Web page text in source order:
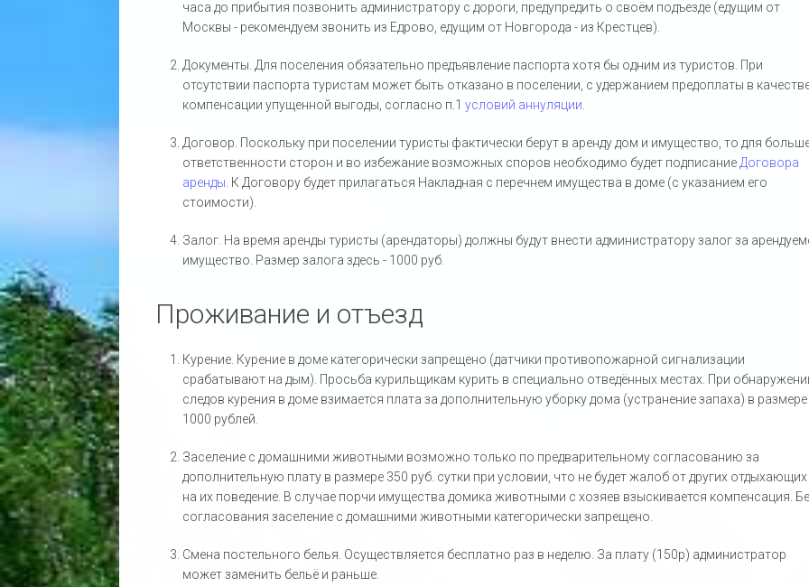
часа до прибытия позвонить администратору с дороги, предупредить о своём подъезде (едущим от
Москвы - рекомендуем звонить из Едрово, едущим от Новгорода - из Крестцев).
Документы. Для поселения обязательно предъявление паспорта хотя бы одним из туристов. При
отсутствии паспорта туристам может быть отказано в поселении, с удержанием предоплаты в
компенсации упущенной выгоды, согласно п.1 условий аннуляции
Договор. Поскольку при поселении туристы фактически берут в аренду дом и имущество, то для
ответственности сторон и во избежание возможных споров необходимо будет подписание Договора
аренды . К Договору будет прилагаться Накладная с перечнем имущества в доме (с указанием его
стоимости).
Залог. На время аренды туристы (арендаторы) должны будут внести администратору залог за
имущество. Размер залога здесь - 1000 руб.
Проживание и отъезд
Курение. Курение в доме категорически запрещено (датчики противопожарной сигнализации
срабатывают на дым). Просьба курильщикам курить в специально отведённых местах. При
следов курения в доме взимается плата за дополнительную уборку дома (устранение запаха) в размере
1000 рублей.
Заселение с домашними животными возможно только по предварительному согласованию за
дополнительную плату в размере 350 руб. сутки при условии, что не будет жалоб от других отдыхающих
на их поведение. В случае порчи имущества домика животными с хозяев взыскивается компенсация.
согласования заселение с домашними животными категорически запрещено.
Смена постельного белья. Осуществляется бесплатно раз в неделю. За плату (150р) администратор
может заменить бельё и раньше.